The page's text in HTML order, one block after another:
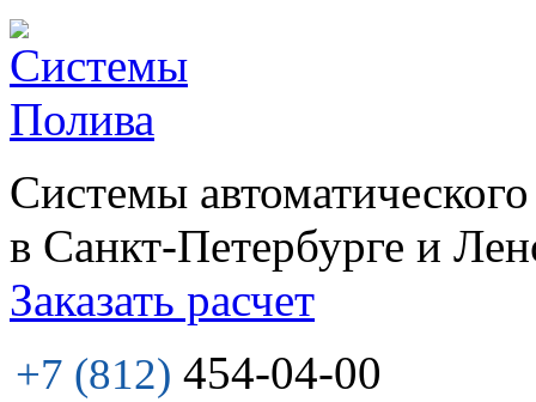
Системы
в Санкт-Петербурге и
Заказать расчет
+7 (812) 454-04-00